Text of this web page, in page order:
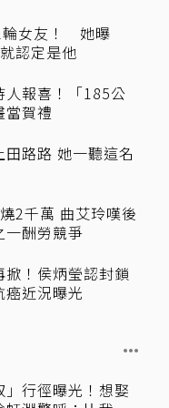
輪女友！ 她曝
認定是他
人報喜！「185公
當賀禮
路路 她一聽這名
2千萬 曲艾玲嘆後
一酬勞競爭
！侯炳瑩認封鎖
近況曝光
行徑曝光！想娶